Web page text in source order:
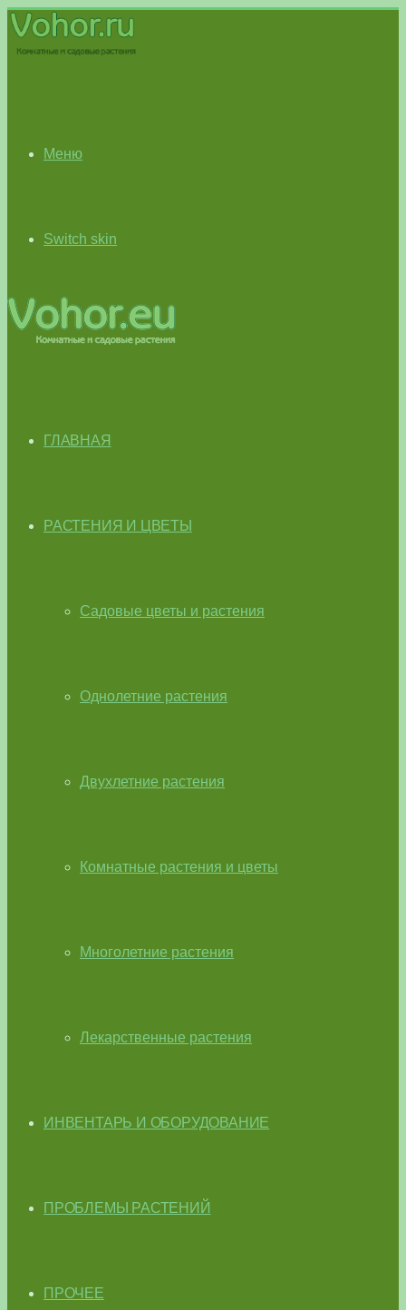
Меню
Switch skin
ГЛАВНАЯ
РАСТЕНИЯ И ЦВЕТЫ
Садовые цветы и растения
Однолетние растения
Двухлетние растения
Комнатные растения и цветы
Многолетние растения
Лекарственные растения
ИНВЕНТАРЬ И ОБОРУДОВАНИЕ
ПРОБЛЕМЫ РАСТЕНИЙ
ПРОЧЕЕ